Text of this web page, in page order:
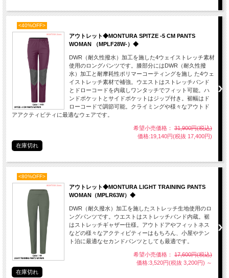
<40%OFF>
アウトレット◆MONTURA SPITZE -5 CM PANTS
WOMAN （MPLF28W-）◆
DWR（耐久性撥水）加工を施した4ウェイストレッチ素材
使用のロングパンツです。膝部分にはDWR（耐久性撥
水）加工と耐摩耗性ポリマーコーティングを施し た4ウェ
イストレッチ素材で補強。ウエストはストレッチバンド
とドローコードを内蔵しワンタッチでフィット可能。ハ
ンドポケットとサイドポケットはジップ付き。裾幅はド
ローコードで調節可能。クライミングや様々なアウトド
アアクティビティに最適なウェアです。
希望小売価格： 31,900円(税込)
価格:19,140円(税抜 17,400円)
在庫切れ
<80%OFF>
アウトレット◆MONTURA LIGHT TRAINING PANTS
WOMAN（MPLR63W）◆
DWR（耐久撥水）加工を施したストレッチ生地使用のロ
ングパンツです。ウエストはストレッチバンド内蔵。裾
はストレッチギャザー仕様。アウトドアやフィットネス
などの様々なアクティビティーはもちろん、小屋やテン
ト泊に最適なセカンドパンツとしても最適です。
希望小売価格： 17,600円(税込)
価格:3,520円(税抜 3,200円) ～
在庫切れ